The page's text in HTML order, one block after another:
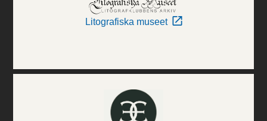
Litografiska museet